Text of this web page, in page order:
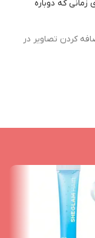
زمانی که دوباره
کردن تصاویر در